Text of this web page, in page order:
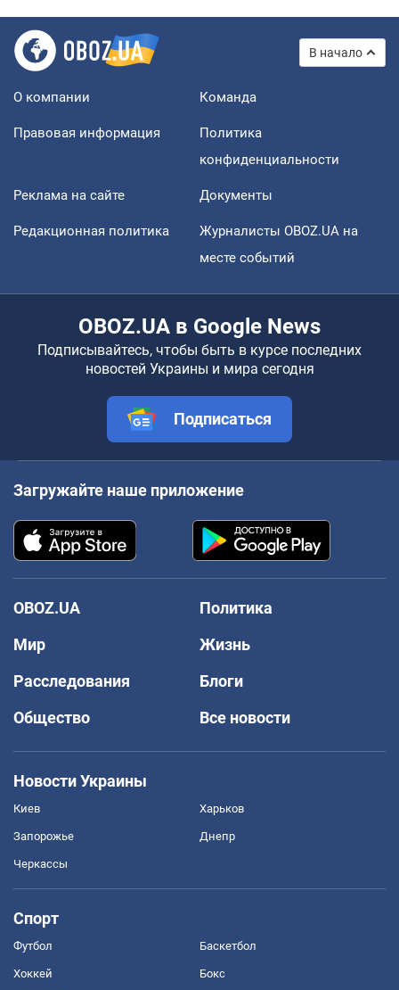
В начало
О компании Команда
Правовая информация
Политика
конфиденциальности
Реклама на сайте Документы
Редакционная политика
Журналисты OBOZ.UA на
месте событий
OBOZ.UA в Google News
Подписывайтесь, чтобы быть в курсе последних
новостей Украины и мира сегодня
Подписаться
Загружайте наше приложение
OBOZ.UA
Политика
Мир
Жизнь
Расследования
Блоги
Общество
Все новости
Новости Украины
Киев Харьков
Запорожье Днепр
Черкассы
Спорт
Футбол Баскетбол
Хоккей Бокс